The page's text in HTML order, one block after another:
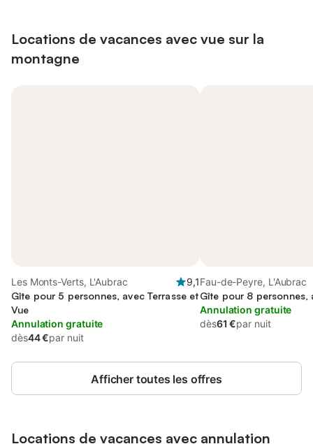
Locations de vacances avec vue sur la
montagne
Les Monts-Verts, L'Aubrac
9,1
Gîte pour 5 personnes, avec Terrasse et
Vue
Annulation gratuite
dès44 €par nuit
Fau-de-Peyre, L'Aubrac
Gîte pour 8 personnes,
Annulation gratuite
dès61 €par nuit
Afficher toutes les offres
Locations de vacances avec annulation